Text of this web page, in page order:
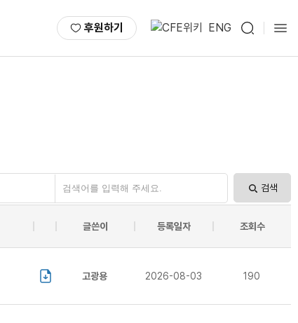
후원하기 ENG
검색
글쓴이 등록일자 조회수
고광용 2026-08-03 190